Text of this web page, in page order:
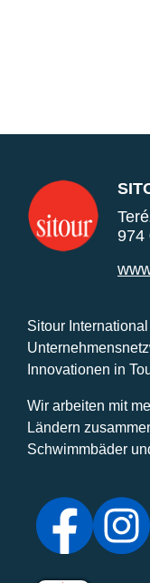
974
Sitour
Innovationen in
Wir arbeiten mit
Ländern
Schwimmbäder